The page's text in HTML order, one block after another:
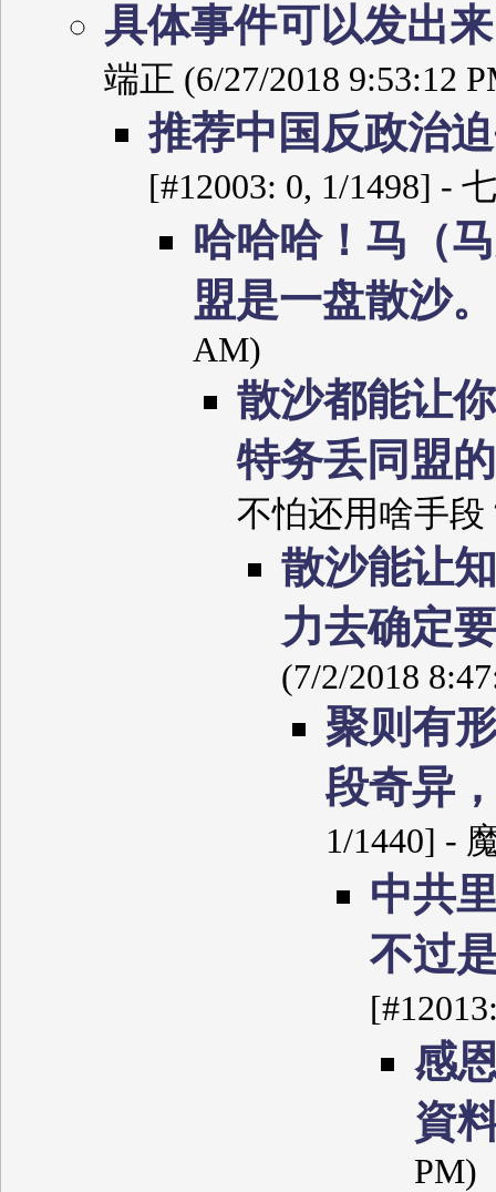
具体事件可以发出
端正 (6/27/2018 9:53:12
推荐中国反政治
[#12003: 0, 1/1498] -
哈哈哈！马（
盟是一盘散沙
AM)
散沙都能让
特务丢同盟
不怕还用啥手段
散沙能让
力去确定
(7/2/2018
聚则有
段奇异
1/1440] -
中共
不过
感
資
PM)